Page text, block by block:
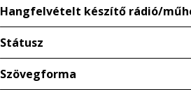
Hangfelvételt készítő rádió/
Státusz
Szövegforma